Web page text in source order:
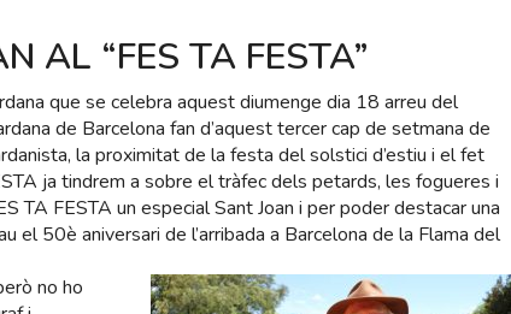
AL “FES TA FESTA”
que se celebra aquest diumenge dia 18 arreu del
de Barcelona fan d’aquest tercer cap de setmana de
la proximitat de la festa del solstici d’estiu i el fet
ja tindrem a sobre el tràfec dels petards, les fogueres i
TA FESTA un especial Sant Joan i per poder destacar una
el 50è aniversari de l’arribada a Barcelona de la Flama del
no ho